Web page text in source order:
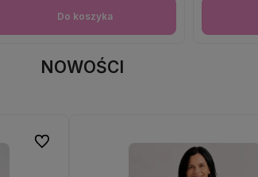
Do koszyka
NOWOŚCI
Do ulubionych